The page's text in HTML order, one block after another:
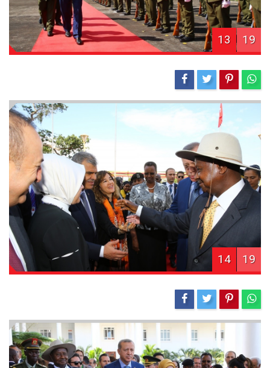
13 19
14 19